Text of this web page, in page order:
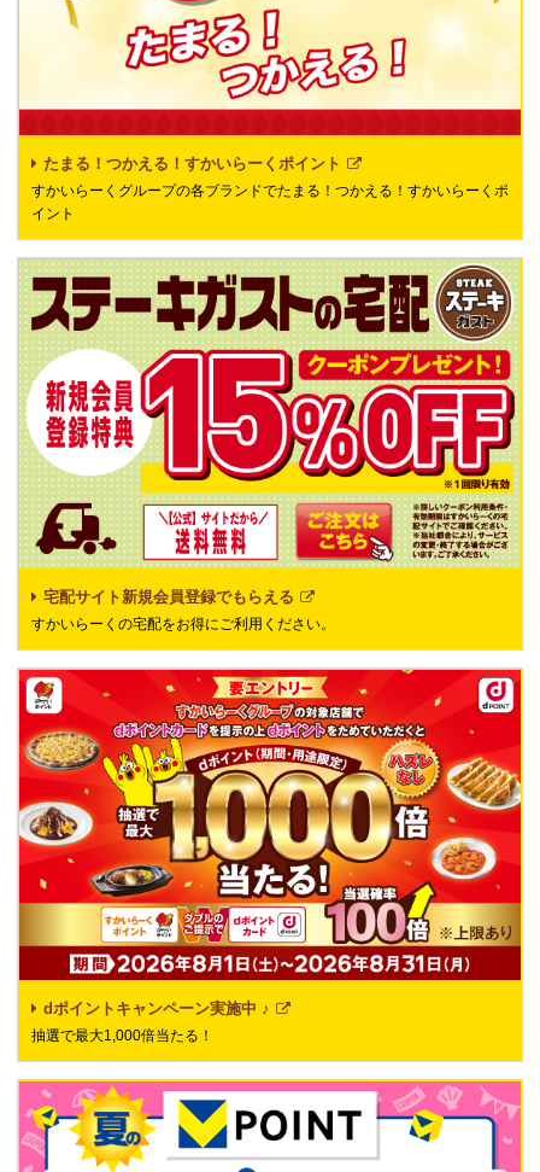
たまる！つかえる！すかいらーくポイント
すかいらーくグループの各ブランドでたまる！つかえる！すかいらーくポ
イント
宅配サイト新規会員登録でもらえる
すかいらーくの宅配をお得にご利用ください。
dポイントキャンペーン実施中 ♪
抽選で最大1,000倍当たる！